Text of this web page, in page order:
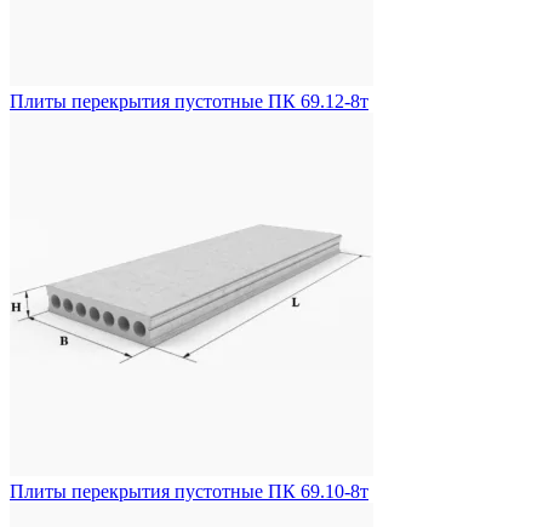
Плиты перекрытия пустотные ПК 69.12-8т
Плиты перекрытия пустотные ПК 69.10-8т